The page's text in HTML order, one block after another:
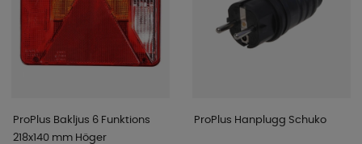
ProPlus Bakljus 6 Funktions
218x140 mm Höger
ProPlus Hanplugg Schuko